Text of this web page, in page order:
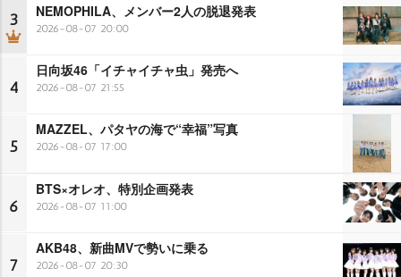
3 NEMOPHILA、メンバー2人の脱退発表
2026-08-07 20:00
4
日向坂46「イチャイチャ虫」発売へ
2026-08-07 21:55
5
MAZZEL、パタヤの海で“幸福”写真
2026-08-07 17:00
6
BTS×オレオ、特別企画発表
2026-08-07 11:00
7
AKB48、新曲MVで勢いに乗る
2026-08-07 20:30